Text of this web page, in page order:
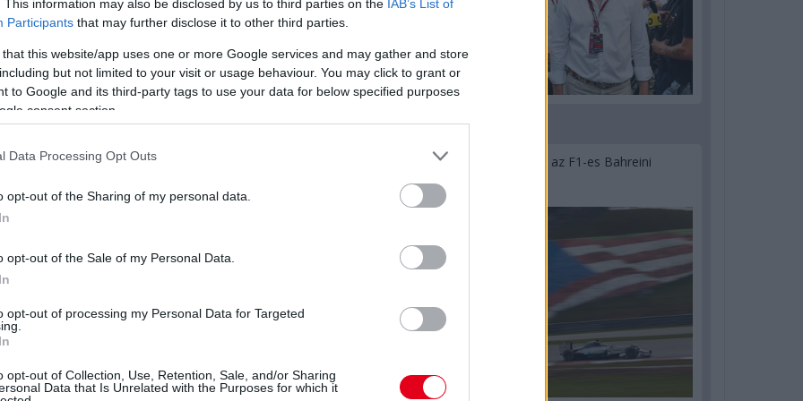
This information may also be disclosed by us to third parties on the IAB’s List of
Participants that may further disclose it to other third parties.
that this website/app uses one or more Google services and may gather and store
but not limited to your visit or usage behaviour. You may click to grant or
to Google and its third-party tags to use your data for below specified purposes
consent section.
Data Processing Opt Outs
opt-out of the Sharing of my personal data.
opt-out of the Sale of my Personal Data.
opt-out of processing my Personal Data for Targeted
opt-out of Collection, Use, Retention, Sale, and/or Sharing
Data that Is Unrelated with the Purposes for which it
kellemetlen egész nap
lenni, de a vírusok is
könnyebben támadnak,
ha a lábunk miatt az
egész testünk átfázik.
2019. július 30. kedd, 07:59 2019. július 8. hétfő, 08:30
2 napja
Megvan, mikor kezdődik az F1-es Bahreini